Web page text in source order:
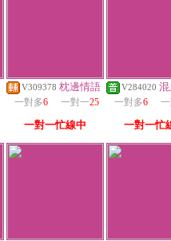
V309378 枕邊情語
一對多6 一對一25
一對一忙線中
V284020
一對多6
一對一忙